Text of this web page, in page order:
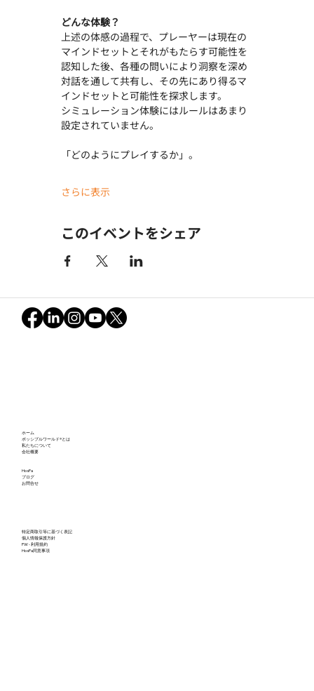
どんな体験？
上述の体感の過程で、プレーヤーは現在の
マインドセットとそれがもたらす可能性を
認知した後、各種の問いにより洞察を深め
対話を通して共有し、その先にあり得るマ
インドセットと可能性を探求します。
シミュレーション体験にはルールはあまり
設定されていません。
「どのようにプレイするか」。
さらに表示
このイベントをシェア
ホーム
ポッシブルワールド®とは
私たちについて
会社概要
HosPa
ブログ
お問合せ
特定商取引等に基づく表記
個人情報保護方針
PW - 利用規約
HosPa同意事項